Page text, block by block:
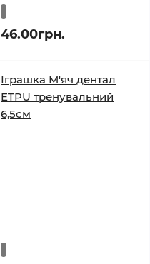
46.00грн.
Іграшка М'яч дентал
ETPU тренувальний
6,5см